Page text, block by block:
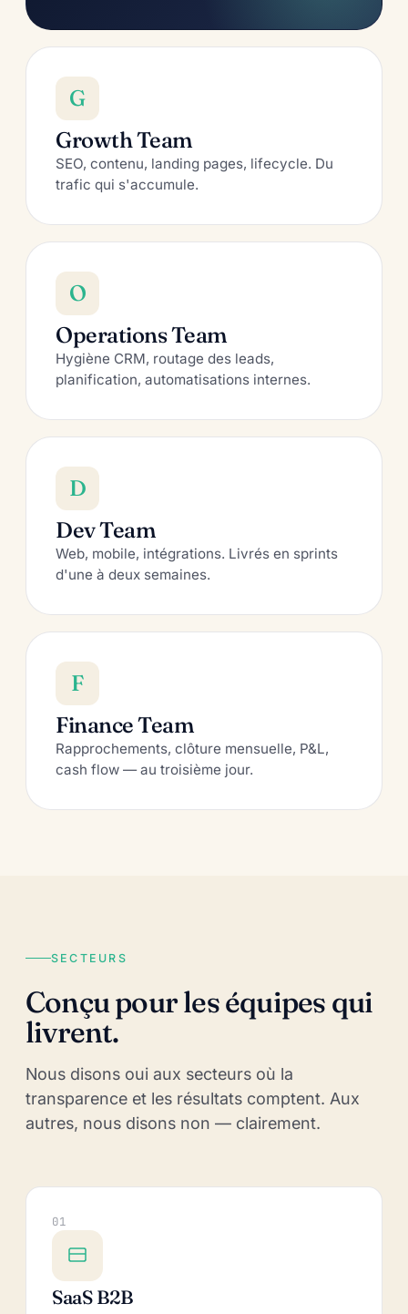
G
Growth Team
SEO, contenu, landing pages, lifecycle. Du
trafic qui s'accumule.
O
Operations Team
Hygiène CRM, routage des leads,
planification, automatisations internes.
D
Dev Team
Web, mobile, intégrations. Livrés en sprints
d'une à deux semaines.
F
Finance Team
Rapprochements, clôture mensuelle, P&L,
cash flow — au troisième jour.
SECTEURS
Conçu pour les équipes qui
livrent.
Nous disons oui aux secteurs où la
transparence et les résultats comptent. Aux
autres, nous disons non — clairement.
01
SaaS B2B